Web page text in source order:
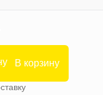
В корзину